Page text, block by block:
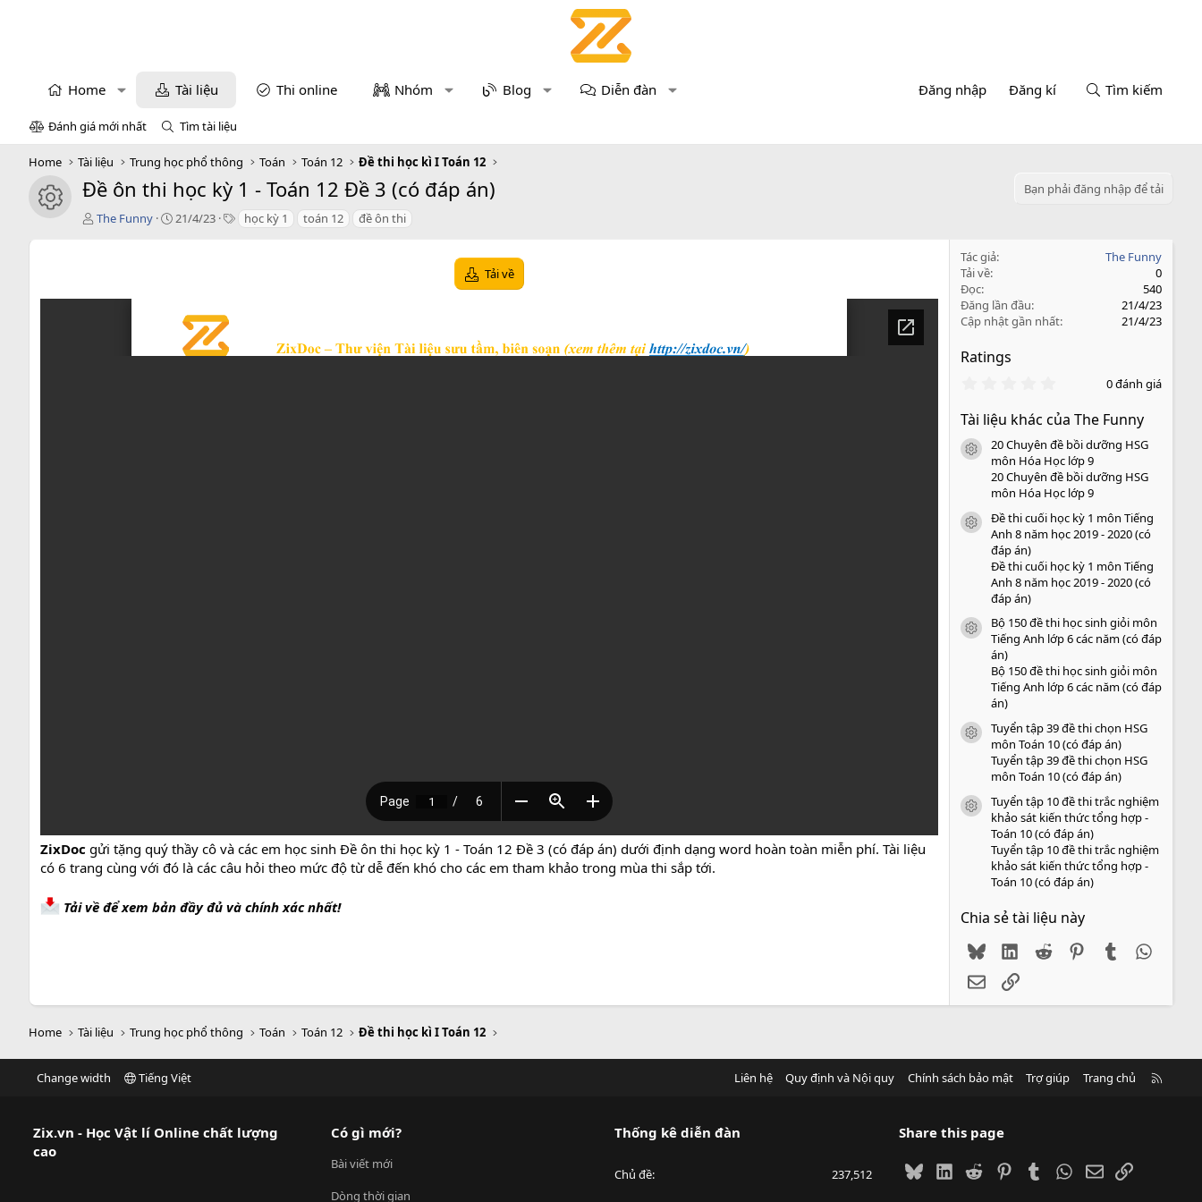
Home Tài liệu Thi online Nhóm Blog Diễn đàn Đăng nhập Đăng kí Tìm kiếm
Đánh giá mới nhất Tìm tài liệu
Home Tài liệu Trung học phổ thông Toán Toán 12 Đề thi học kì I Toán 12
icon tài liệu
Đề ôn thi học kỳ 1 - Toán 12 Đề 3 (có đáp án)
Bạn phải đăng nhập để tải
T
ả
The Funny
C
21/4/23
T học kỳ 1 toán 12 đề ôn thi
Tải về
ZixDoc gửi tặng quý thầy cô và các em học sinh Đề ôn thi học kỳ 1 - Toán 12 Đề 3 (có đáp án) dưới định dạng word hoàn toàn miễn phí. Tài liệu
có 6 trang cùng với đó là các câu hỏi theo mức độ từ dễ đến khó cho các em tham khảo trong mùa thi sắp tới.
Tải về để xem bản đầy đủ và chính xác nhất!
Tác giả
The Funny
Tải về
0
Đọc
540
Đăng lần đầu
21/4/23
Cập nhật gần nhất
21/4/23
Ratings
0
0
s
a
o
0 đánh giá
Tài liệu khác của The Funny
icon tài liệu
20 Chuyên đề bồi dưỡng HSG
môn Hóa Học lớp 9
20 Chuyên đề bồi dưỡng HSG
môn Hóa Học lớp 9
icon tài liệu
Đề thi cuối học kỳ 1 môn Tiếng
Anh 8 năm học 2019 - 2020 (có
đáp án)
Đề thi cuối học kỳ 1 môn Tiếng
Anh 8 năm học 2019 - 2020 (có
đáp án)
icon tài liệu
Bộ 150 đề thi học sinh giỏi môn
Tiếng Anh lớp 6 các năm (có đáp
án)
Bộ 150 đề thi học sinh giỏi môn
Tiếng Anh lớp 6 các năm (có đáp
án)
icon tài liệu
Tuyển tập 39 đề thi chọn HSG
môn Toán 10 (có đáp án)
Tuyển tập 39 đề thi chọn HSG
môn Toán 10 (có đáp án)
icon tài liệu
Tuyển tập 10 đề thi trắc nghiệm
khảo sát kiến thức tổng hợp -
Toán 10 (có đáp án)
Tuyển tập 10 đề thi trắc nghiệm
khảo sát kiến thức tổng hợp -
Toán 10 (có đáp án)
Chia sẻ tài liệu này
BlueskyLinkedIn
Reddit PinterestTumblr
EmailLink
Home Tài liệu Trung học phổ thông Toán Toán 12 Đề thi học kì I Toán 12
Change width Tiếng Việt Liên hệ Quy định và Nội quy Chính sách bảo mật Trợ giúp Trang chủ
Zix.vn - Học Vật lí Online chất lượng
cao
Có gì mới?
Bài viết mới
Dòng thời gian
Thống kê diễn đàn
Chủ đề 237,512
Share this page
BlueskyLinkedIn
Reddit PinterestTumblrWhatsApp
EmailLink